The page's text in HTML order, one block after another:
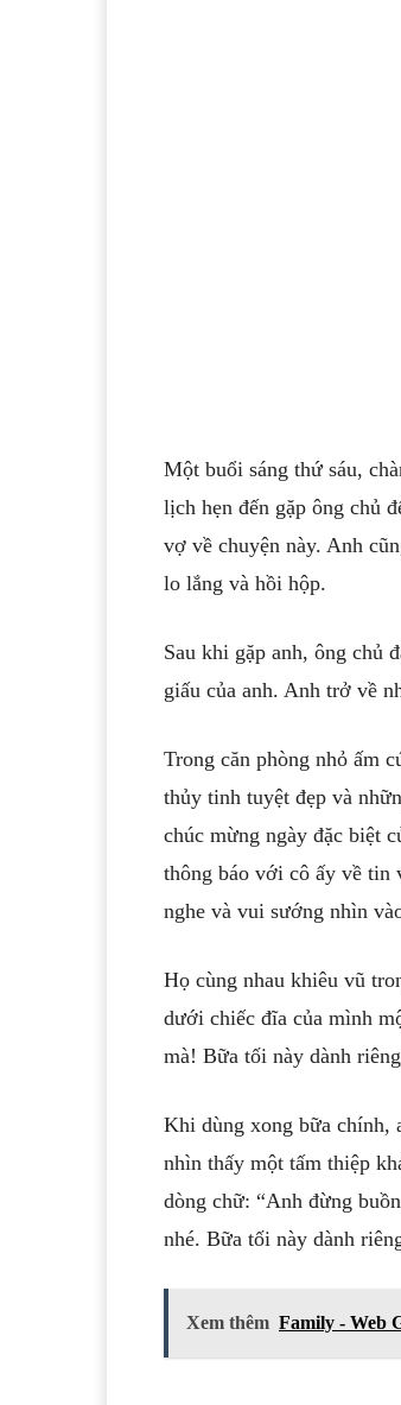
Một buổi sáng thứ sáu,
lịch hẹn đến gặp ông chủ
vợ về chuyện này. Anh
lo lắng và hồi hộp.
Sau khi gặp anh, ông chủ
giấu của anh. Anh trở về
Trong căn phòng nhỏ ấm
thủy tinh tuyệt đẹp và
chúc mừng ngày đặc biệt
thông báo với cô ấy về tin
nghe và vui sướng nhìn
Họ cùng nhau khiêu vũ
dưới chiếc đĩa của mình
mà! Bữa tối này dành
Khi dùng xong bữa chính,
nhìn thấy một tấm thiệp
dòng chữ: “Anh đừng
nhé. Bữa tối này dành
Xem thêm Family - Web